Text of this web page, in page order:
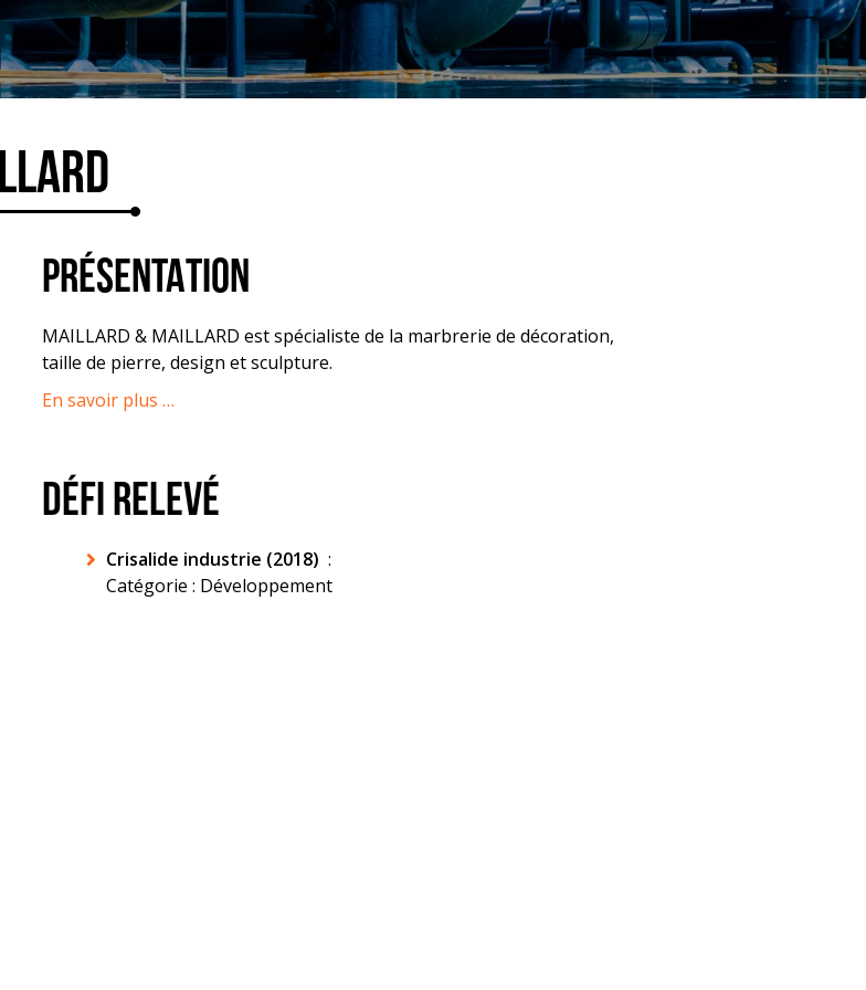
PRÉSENTATION
MAILLARD & MAILLARD est spécialiste de la marbrerie de décoration,
taille de pierre, design et sculpture.
En savoir plus …
DÉFI RELEVÉ
Crisalide industrie (2018) :
Catégorie : Développement